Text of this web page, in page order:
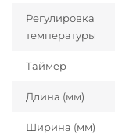
Регулировка
температуры
Таймер
Длина (мм)
Ширина (мм)